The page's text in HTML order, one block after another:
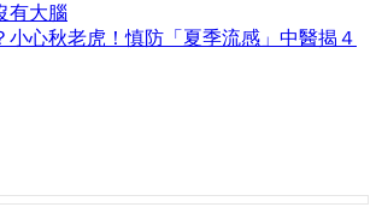
有大腦
小心秋老虎！慎防「夏季流感」中醫揭４